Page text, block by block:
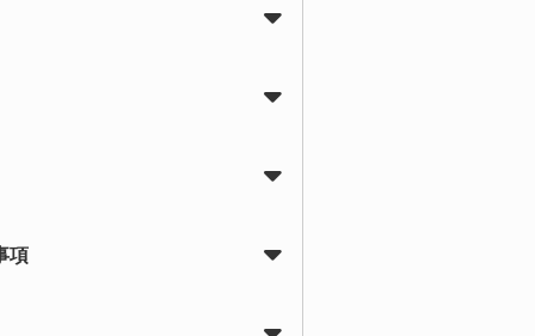
項